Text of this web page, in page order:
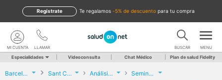
te regalamos -5% de descuento para tu compra
Regístrate
LLAMAR
MI CUENTA BUSCAR MENU
Especialidades Videoconsulta Chat Médico Plan de salud Fidelity
Barcelona Sant Cugat del Vallès Análisis Clínicos Seminograma post vasectomía